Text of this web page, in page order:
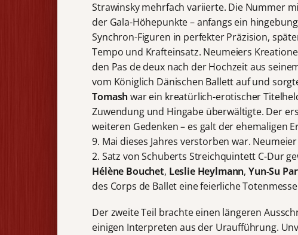
Strawinsky mehrfach variierte. Die Nummer
der Gala-Höhepunkte – anfangs ein
Synchron-Figuren in perfekter Präzision,
Tempo und Krafteinsatz. Neumeiers
den Pas de deux nach der Hochzeit aus
vom Königlich Dänischen Ballett auf und
Tomashwar ein kreatürlich-erotischer
Zuwendung und Hingabe überwältigte. Der
weiteren Gedenken – es galt der ehemaligen
9. Mai dieses Jahres verstorben war.
2. Satz von Schuberts Streichquintett C-Dur
Hélène Bouchet, Leslie Heylmann, Yun-Su
des Corps de Ballet eine feierliche
Der zweite Teil brachte einen längeren
einigen Interpreten aus der Uraufführung.